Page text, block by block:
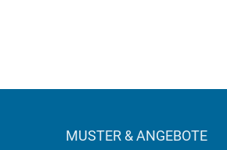
MUSTER & ANGEBOTE